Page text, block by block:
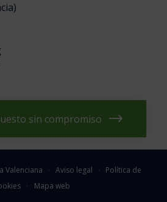
sin compromiso
Valenciana ∙ Aviso legal ∙ Política de
∙ Mapa web